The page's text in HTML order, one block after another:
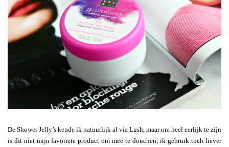
De Shower Jelly’s kende ik natuurlijk al via Lush, maar om heel eerlijk te zijn
is dit niet mijn favoriete product om mee te douchen; ik gebruik toch liever